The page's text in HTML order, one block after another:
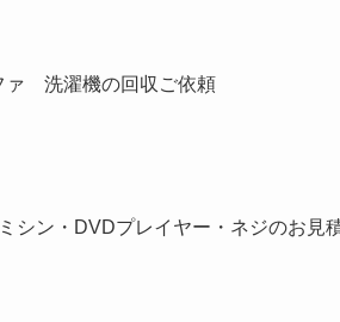
洗濯機の回収ご依頼
ン・DVDプレイヤー・ネジのお見